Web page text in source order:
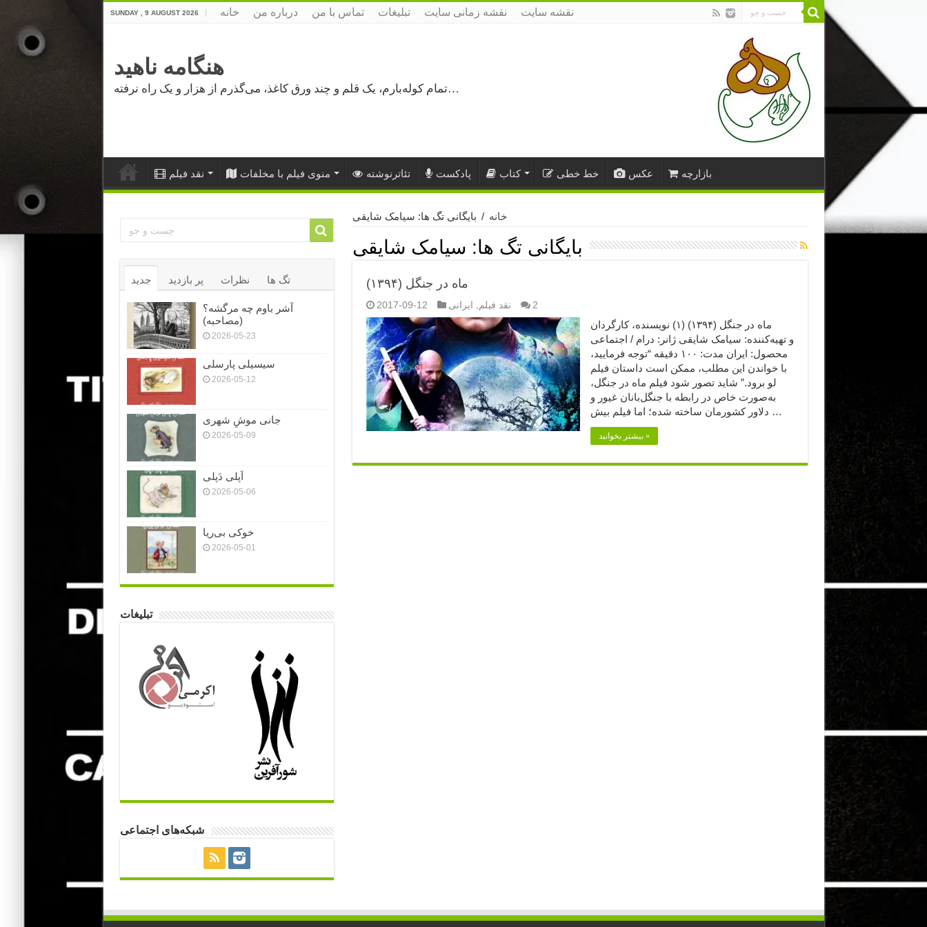
SUNDAY , 9 AUGUST 2026 خانه درباره من تماس با من تبلیغات نقشه زمانی سایت نقشه سایت
هنگامه ناهید
تمام کوله‌بارم، یک قلم و چند ورق کاغذ، می‌گذرم از هزار و یک راه نرفته…
نقد فیلم منوی فیلم با مخلفات تئاترنوشته پادکست کتاب خط خطی عکس بازارچه
خانه / بایگانی تگ ها: سیامک شایقی
بایگانی تگ ها: سیامک شایقی
ماه در جنگل (۱۳۹۴)
2017-09-12 نقد فیلم ایرانی 2
ماه در جنگل (۱۳۹۴) (۱) نویسنده، کارگردان
و تهیه‌کننده: سیامک شایقی ژانر: درام / اجتماعی
محصول: ایران مدت: ۱۰۰ دقیقه “توجه فرمایید،‌
با خواندن این مطلب، ممکن است داستان فیلم
لو برود.” شاید تصور شود فیلم ماه در جنگل،
به‌صورت خاص در رابطه با جنگل‌بانان غیور و
دلاور کشورمان ساخته شده؛ اما فیلم بیش …
بیشتر بخوانید »
جدید پر بازدید نظرات تگ ها
آشر باوم چه مرگشه؟
(مصاحبه)
2026-05-23
سیسیلی پارسلی
2026-05-12
جانی موشِ شهری
2026-05-09
اَپلی دَپلی
2026-05-06
خوکی بی‌ریا
2026-05-01
تبلیغات
شبکه‌های اجتماعی